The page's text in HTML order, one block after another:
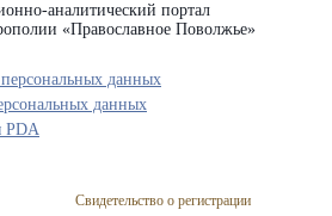
аналитический портал
«Православное Поволжье»
Свидетельство о регистрации
данных
данных
PDA